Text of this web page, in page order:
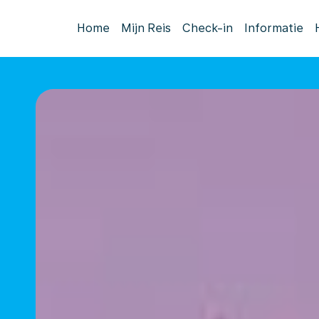
Home Mijn Reis Check-in Informatie